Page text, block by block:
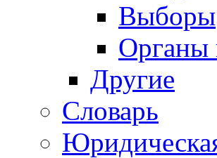
Выборы
Органы
Другие
Словарь